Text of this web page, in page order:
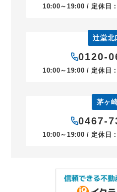
10:00～19:00 / 定休日
辻堂北
0120-
10:00～19:00 / 定休日
茅ヶ
0467-
10:00～19:00 / 定休日